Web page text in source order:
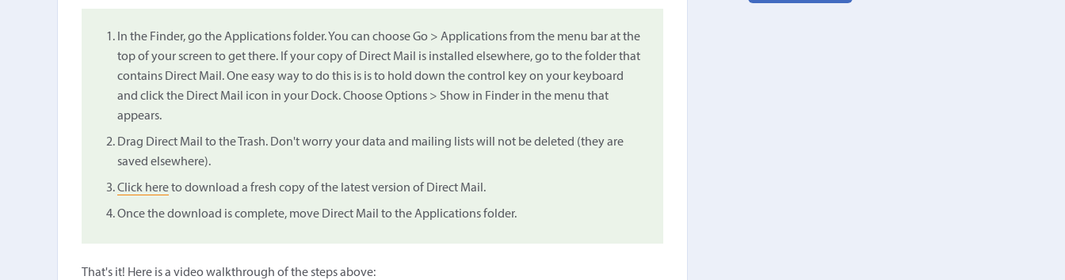
In the Finder, go the Applications folder. You can choose Go > Applications from the menu bar at the
top of your screen to get there. If your copy of Direct Mail is installed elsewhere, go to the folder that
contains Direct Mail. One easy way to do this is is to hold down the control key on your keyboard
and click the Direct Mail icon in your Dock. Choose Options > Show in Finder in the menu that
appears.
Drag Direct Mail to the Trash. Don't worry your data and mailing lists will not be deleted (they are
saved elsewhere).
Click hereto download a fresh copy of the latest version of Direct Mail.
Once the download is complete, move Direct Mail to the Applications folder.
That's it! Here is a video walkthrough of the steps above: